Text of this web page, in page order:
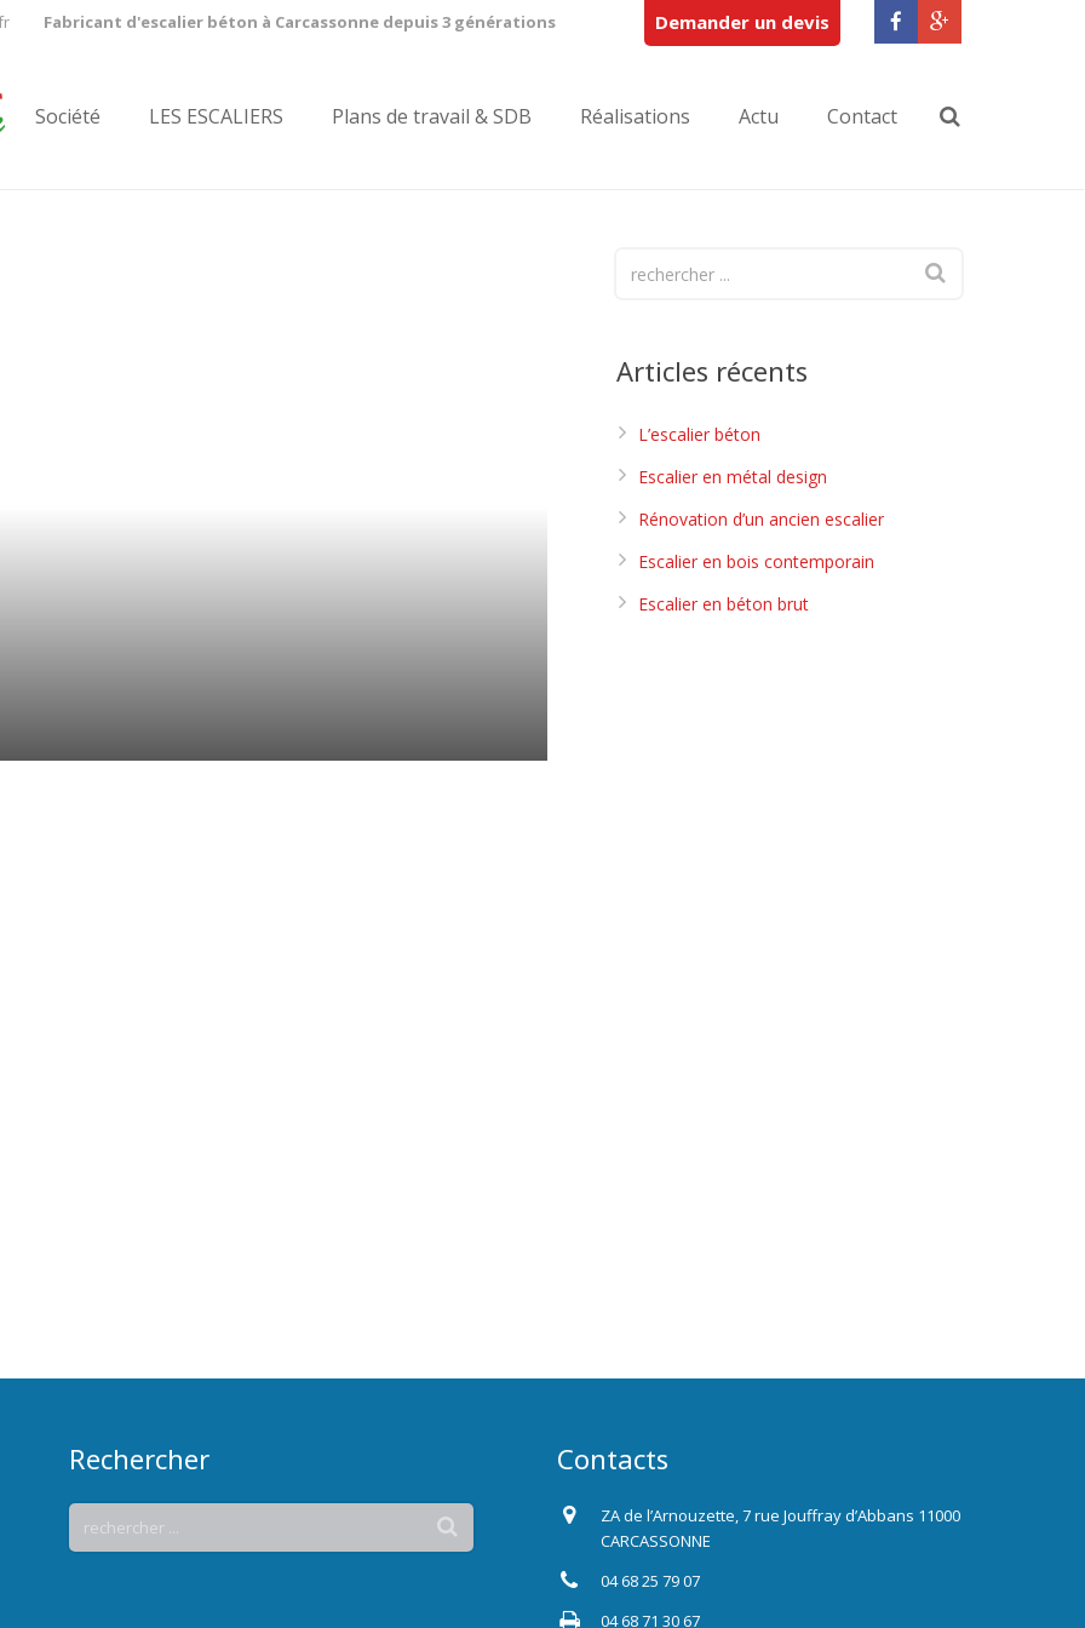
Fabricant d'escalier béton à Carcassonne depuis 3 générations Demander un devis
Société LES ESCALIERS Plans de travail & SDB Réalisations Actu Contact
Articles récents
L’escalier béton
Escalier en métal design
Rénovation d’un ancien escalier
Escalier en bois contemporain
Escalier en béton brut
Rechercher Contacts
ZA de l’Arnouzette, 7 rue Jouffray d’Abbans 11000
CARCASSONNE
04 68 25 79 07
04 68 71 30 67